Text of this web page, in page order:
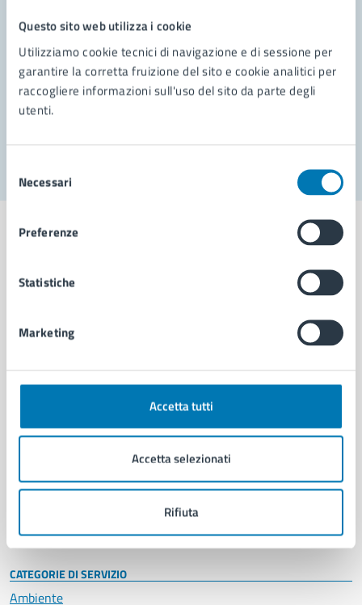
Questo sito web utilizza i cookie
Utilizziamo cookie tecnici di navigazione e di sessione per
garantire la corretta fruizione del sito e cookie analitici per
raccogliere informazioni sull'uso del sito da parte degli
utenti.
delNecessari
Preferenze
Statistiche
Marketing
Accetta tutti
Accetta selezionati
Rifiuta
Richiedi assistenza
Prenota appuntamento
Problemi in città
Comune di Napoli
AMMINISTRAZIONE
Organi di governo
Enti e fondazioni
Personale amministrativo
Intranet, posta aziendale e protocollo
CATEGORIE DI SERVIZIO
Ambiente